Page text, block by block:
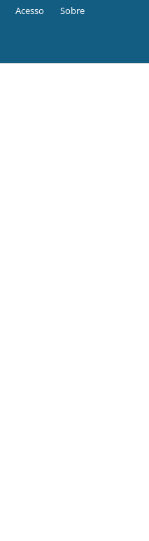
Acesso Sobre